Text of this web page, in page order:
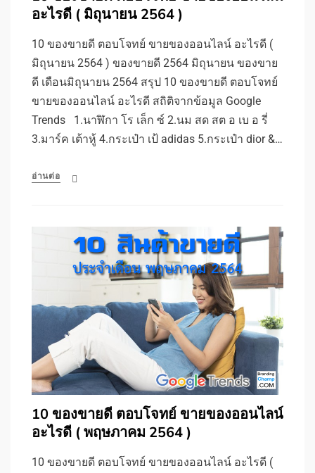
อะไรดี ( มิถุนายน 2564 )
10 ของขายดี ตอบโจทย์ ขายของออนไลน์ อะไรดี (
มิถุนายน 2564 ) ของขายดี 2564 มิถุนายน ของขาย
ดี เดือนมิถุนายน 2564 สรุป 10 ของขายดี ตอบโจทย์
ขายของออนไลน์ อะไรดี สถิติจากข้อมูล Google
Trends 1.นาฬิกา โร เล็ก ซ์ 2.นม สด สต อ เบ อ รี่
3.มาร์ค เต้าหู้ 4.กระเป๋า เป้ adidas 5.กระเป๋า dior &…
อ่านต่อ
10 ของขายดี ตอบโจทย์ ขายของออนไลน์
อะไรดี ( พฤษภาคม 2564 )
10 ของขายดี ตอบโจทย์ ขายของออนไลน์ อะไรดี (